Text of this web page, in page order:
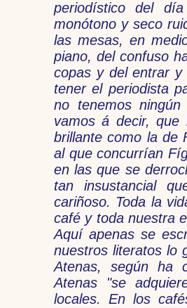
periodístico del
monótono y seco
las mesas, en
piano, del confuso
copas y del entrar y
tener el periodista
no tenemos
vamos á decir, que
brillante como la de
al que concurrían
en las que se
tan insustancial
cariñoso. Toda la
café y toda nuestra
Aquí apenas se
nuestros literatos lo
Atenas, según ha
Atenas "se
locales. En los